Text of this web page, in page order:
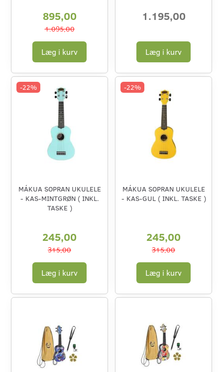
895,00
1.095,00
Læg i kurv
1.195,00
Læg i kurv
-22%
MÁKUA SOPRAN UKULELE
- KAS-MINTGRØN ( INKL.
TASKE )
245,00
315,00
Læg i kurv
-22%
MÁKUA SOPRAN UKULELE
- KAS-GUL ( INKL. TASKE )
245,00
315,00
Læg i kurv